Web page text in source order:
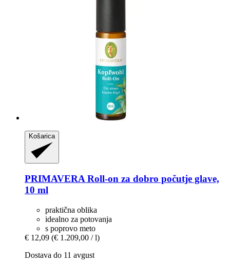
Košarica
PRIMAVERA Roll-​on za dobro počutje glave,
10 ml
praktična oblika
idealno za potovanja
s poprovo meto
€ 12,09 (€ 1.209,00 / l)
Dostava do 11 avgust